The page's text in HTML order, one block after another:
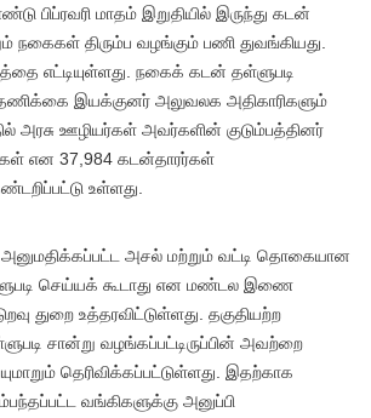
பிப்ரவரி மாதம் இறுதியில் இருந்து கடன்
நகைகள் திரும்ப வழங்கும் பணி துவங்கியது.
எட்டியுள்ளது. நகைக் கடன் தள்ளுபடி
தணிக்கை இயக்குனர் அலுவலக அதிகாரிகளும்
அரசு ஊழியர்கள் அவர்களின் குடும்பத்தினர்
என 37,984 கடன்தாரர்கள்
உள்ளது.
அசல் மற்றும் வட்டி தொகையான
செய்யக் கூடாது என மண்டல இணை
துறை உத்தரவிட்டுள்ளது. தகுதியற்ற
சான்று வழங்கப்பட்டிருப்பின் அவற்றை
தெரிவிக்கப்பட்டுள்ளது. இதற்காக
வங்கிகளுக்கு அனுப்பி